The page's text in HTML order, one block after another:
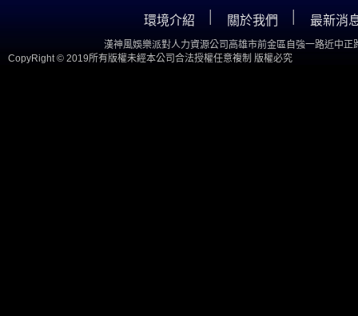
環境介紹 關於我們 最新消
漢神風娛樂派對人力資源公司高雄市前金區自強一路近中正
CopyRight © 2019所有版權未經本公司合法授權任意複制 版權必究